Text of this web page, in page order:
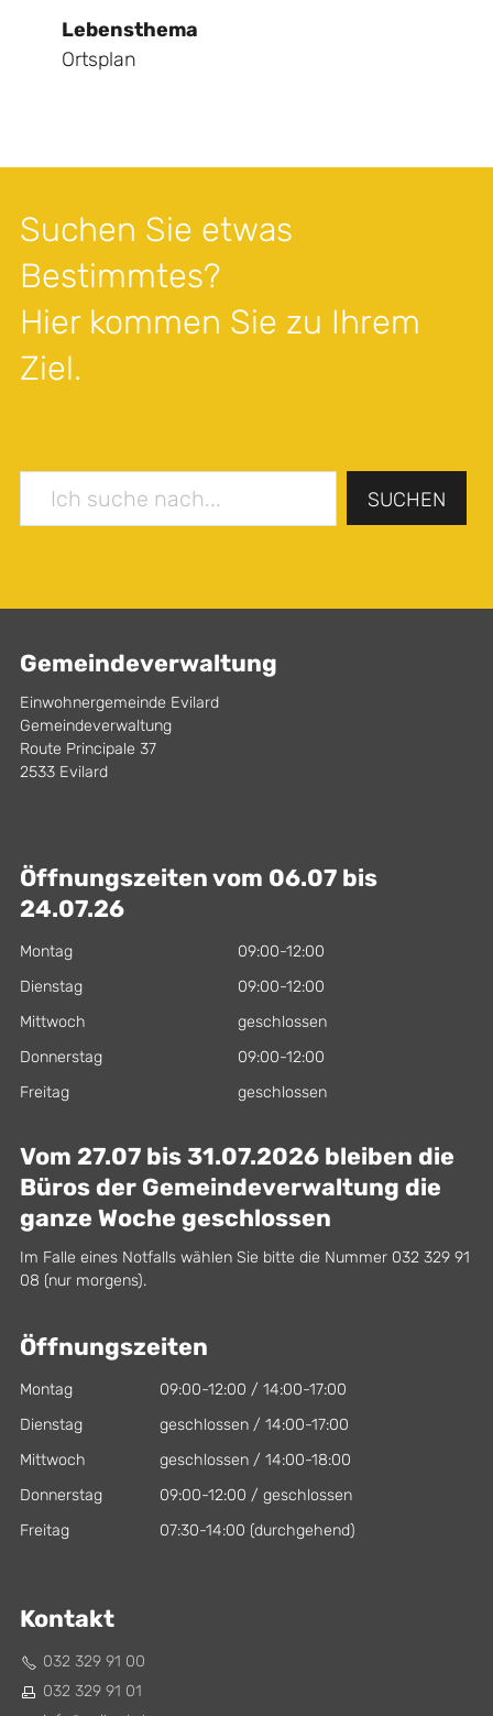
Lebensthema
Ortsplan
Suchen Sie etwas
Bestimmtes?
Hier kommen Sie zu Ihrem
Ziel.
SUCHEN
Gemeindeverwaltung
Einwohnergemeinde Evilard
Gemeindeverwaltung
Route Principale 37
2533 Evilard
Öffnungszeiten vom 06.07 bis
24.07.26
Montag
09:00-12:00
Dienstag
09:00-12:00
Mittwoch
geschlossen
Donnerstag
09:00-12:00
Freitag
geschlossen
Vom 27.07 bis 31.07.2026 bleiben die
Büros der Gemeindeverwaltung die
ganze Woche geschlossen
Im Falle eines Notfalls wählen Sie bitte die Nummer 032 329 91
08 (nur morgens).
Öffnungszeiten
Montag
09:00-12:00 / 14:00-17:00
Dienstag
geschlossen / 14:00-17:00
Mittwoch
geschlossen / 14:00-18:00
Donnerstag
09:00-12:00 / geschlossen
Freitag
07:30-14:00 (durchgehend)
Kontakt
032 329 91 00
032 329 91 01